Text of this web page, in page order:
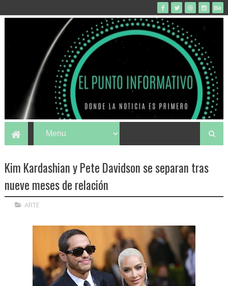
Kim Kardashian y Pete Davidson se separan tras
nueve meses de relación
ARTE